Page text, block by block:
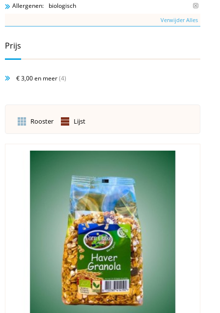
Allergenen:
biologisch
Verwijder Alles
Prijs
€ 3,00en meer(4)
Rooster Lijst